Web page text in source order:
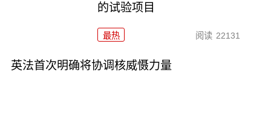
的试验项目
最热 阅读 22131
英法首次明确将协调核威慑力量